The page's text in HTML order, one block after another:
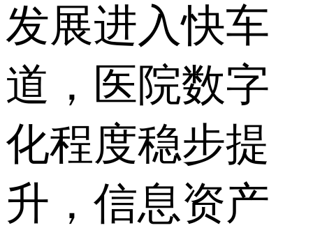
发展进入快车
道，医院数字
化程度稳步提
升，信息资产